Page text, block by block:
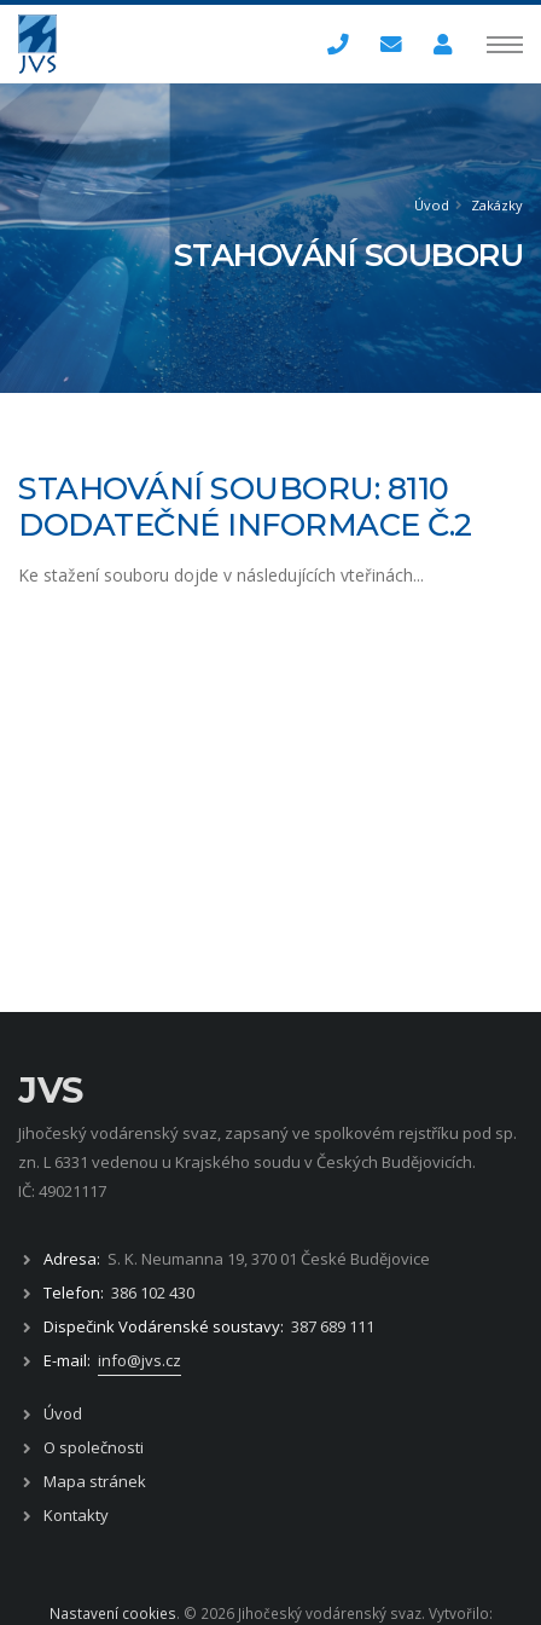
Úvod Zakázky
STAHOVÁNÍ SOUBORU
STAHOVÁNÍ SOUBORU: 8110
DODATEČNÉ INFORMACE Č.2
Ke stažení souboru dojde v následujících vteřinách...
JVS
Jihočeský vodárenský svaz, zapsaný ve spolkovém rejstříku pod sp.
zn. L 6331 vedenou u Krajského soudu v Českých Budějovicích.
IČ: 49021117
Adresa: S. K. Neumanna 19, 370 01 České Budějovice
Telefon: 386 102 430
Dispečink Vodárenské soustavy: 387 689 111
E-mail: info@jvs.cz
Úvod
O společnosti
Mapa stránek
Kontakty
Nastavení cookies. © 2026 Jihočeský vodárenský svaz. Vytvořilo: